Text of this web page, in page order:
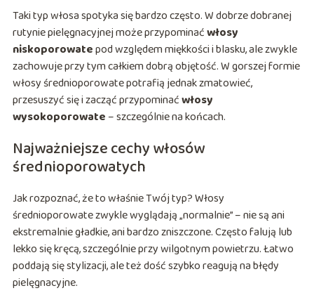
Taki typ włosa spotyka się bardzo często. W dobrze dobranej
rutynie pielęgnacyjnej może przypominaćwłosy
niskoporowatepod względem miękkości i blasku, ale zwykle
zachowuje przy tym całkiem dobrą objętość. W gorszej formie
włosy średnioporowate potrafią jednak zmatowieć,
przesuszyć się i zacząć przypominaćwłosy
wysokoporowate – szczególnie na końcach.
Najważniejsze cechy włosów
średnioporowatych
Jak rozpoznać, że to właśnie Twój typ? Włosy
średnioporowate zwykle wyglądają „normalnie” – nie są ani
ekstremalnie gładkie, ani bardzo zniszczone. Często falują lub
lekko się kręcą, szczególnie przy wilgotnym powietrzu. Łatwo
poddają się stylizacji, ale też dość szybko reagują na błędy
pielęgnacyjne.